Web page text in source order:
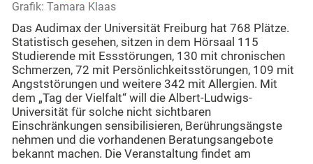
Grafik: Tamara Klaas
Das Audimax der Universität Freiburg hat 768 Plätze.
Statistisch gesehen, sitzen in dem Hörsaal 115
Studierende mit Essstörungen, 130 mit chronischen
Schmerzen, 72 mit Persönlichkeitsstörungen, 109 mit
Angststörungen und weitere 342 mit Allergien. Mit
dem „Tag der Vielfalt“ will die Albert-Ludwigs-
Universität für solche nicht sichtbaren
Einschränkungen sensibilisieren, Berührungsängste
nehmen und die vorhandenen Beratungsangebote
bekannt machen. Die Veranstaltung findet am